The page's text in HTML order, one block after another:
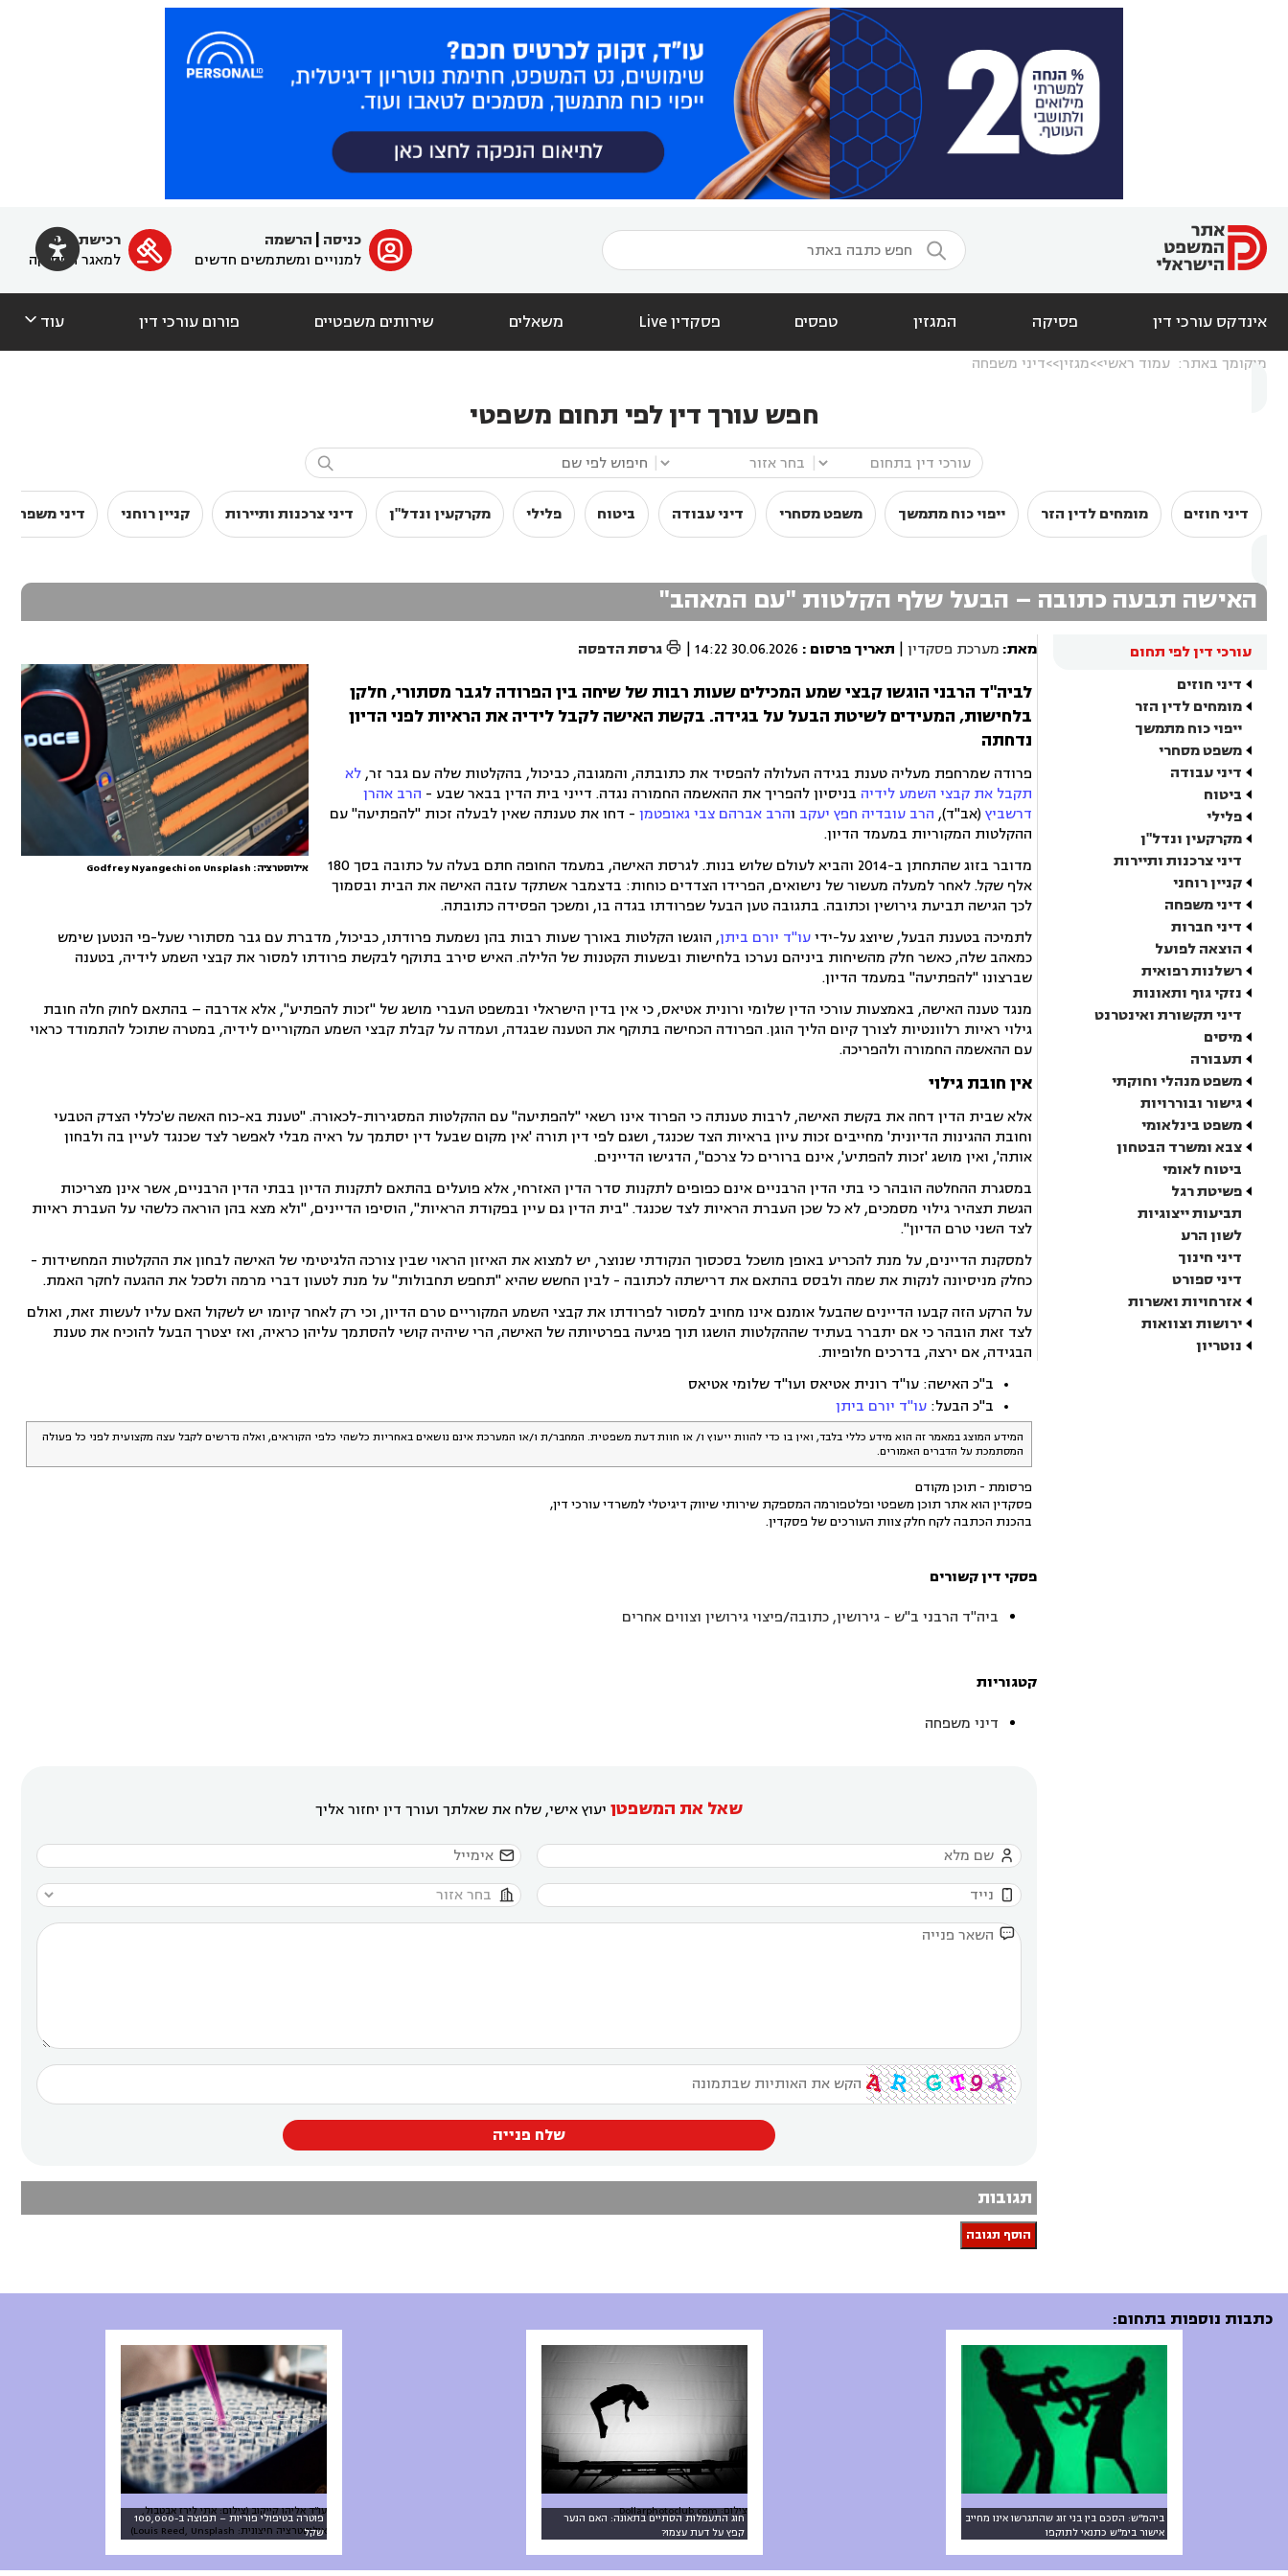
  ﱐ כניסה
הרשמה
למנויים ומשתמשים חדשים

רכישת מנוי
למאגר הפסיקה
אינדקס עורכי דין פסיקה המגזין טפסים פסקדין Live משאלים שירותים משפטיים פורום עורכי דין עוד 
מיקומך באתר: עמוד ראשי מגזין דיני משפחה
חפש עורך דין לפי תחום משפטי

דיני חוזים מומחים לדין הזר ייפוי כוח מתמשך משפט מסחרי דיני עבודה ביטוח פלילי מקרקעין ונדל"ן דיני צרכנות ותיירות קניין רוחני דיני משפחה
האישה תבעה כתובה – הבעל שלף הקלטות "עם המאהב"
עורכי דין לפי תחום
דיני חוזים
מומחים לדין הזר
ייפוי כוח מתמשך
משפט מסחרי
דיני עבודה
ביטוח
פלילי
מקרקעין ונדל"ן
דיני צרכנות ותיירות
קניין רוחני
דיני משפחה
דיני חברות
הוצאה לפועל
רשלנות רפואית
נזקי גוף ותאונות
דיני תקשורת ואינטרנט
מיסים
תעבורה
משפט מנהלי וחוקתי
גישור ובוררויות
משפט בינלאומי
צבא ומשרד הבטחון
ביטוח לאומי
פשיטת רגל
תביעות ייצוגיות
לשון הרע
דיני חינוך
דיני ספורט
אזרחויות ואשרות
ירושות וצוואות
נוטריון
מאת: מערכת פסקדין | תאריך פרסום :
30.06.2026 14:22
|
 גרסת הדפסה
אילוסטרציה: Godfrey Nyangechi on Unsplash
לביה"ד הרבני הוגשו קבצי שמע המכילים שעות רבות של שיחה בין הפרודה לגבר מסתורי, חלקן
בלחישות, המעידים לשיטת הבעל על בגידה. בקשת האישה לקבל לידיה את הראיות לפני הדיון
נדחתה
פרודה שמרחפת מעליה טענת בגידה העלולה להפסיד את כתובתה, והמגובה, כביכול, בהקלטות שלה עם גבר זר,לא
תקבל את קבצי השמע לידיה בניסיון להפריך את ההאשמה החמורה נגדה. דייני בית הדין בבאר שבע - הרב אהרן
דרשביץ(אב"ד), הרב עובדיה חפץ יעקב והרב אברהם צבי גאופטמן - דחו את טענתה שאין לבעלה זכות "להפתיעה" עם
ההקלטות המקוריות במעמד הדיון.
מדובר בזוג שהתחתן ב-2014 והביא לעולם שלוש בנות. לגרסת האישה, במעמד החופה חתם בעלה על כתובה בסך 180
אלף שקל. לאחר למעלה מעשור של נישואים, הפרידו הצדדים כוחות: בדצמבר אשתקד עזבה האישה את הבית ובסמוך
לכך הגישה תביעת גירושין וכתובה. בתגובה טען הבעל שפרודתו בגדה בו, ומשכך הפסידה כתובתה.
לתמיכה בטענת הבעל, שיוצג על-ידיעו"ד יורם ביתן, הוגשו הקלטות באורך שעות רבות בהן נשמעת פרודתו, כביכול, מדברת עם גבר מסתורי שעל-פי הנטען שימש
כמאהב שלה, כאשר חלק מהשיחות ביניהם נערכו בלחישות ובשעות הקטנות של הלילה. האיש סירב בתוקף לבקשת פרודתו למסור את קבצי השמע לידיה, בטענה
שברצונו "להפתיעה" במעמד הדיון.
מנגד טענה האישה, באמצעות עורכי הדין שלומי ורונית אטיאס, כי אין בדין הישראלי ובמשפט העברי מושג של "זכות להפתיע", אלא אדרבה – בהתאם לחוק חלה חובת
גילוי ראיות רלוונטיות לצורך קיום הליך הוגן. הפרודה הכחישה בתוקף את הטענה שבגדה, ועמדה על קבלת קבצי השמע המקוריים לידיה, במטרה שתוכל להתמודד כראוי
עם ההאשמה החמורה ולהפריכה.
אין חובת גילוי
אלא שבית הדין דחה את בקשת האישה, לרבות טענתה כי הפרוד אינו רשאי "להפתיעה" עם ההקלטות המסגירות-לכאורה. "טענת בא-כוח האשה ש'כללי הצדק הטבעי
וחובת ההגינות הדיונית' מחייבים זכות עיון בראיות הצד שכנגד, ושגם לפי דין תורה 'אין מקום שבעל דין יסתמך על ראיה מבלי לאפשר לצד שכנגד לעיין בה ולבחון
אותה', ואין מושג 'זכות להפתיע', אינם ברורים כל צרכם", הדגישו הדיינים.
במסגרת ההחלטה הובהר כי בתי הדין הרבניים אינם כפופים לתקנות סדר הדין האזרחי, אלא פועלים בהתאם לתקנות הדיון בבתי הדין הרבניים, אשר אינן מצריכות
הגשת תצהיר גילוי מסמכים, לא כל שכן העברת הראיות לצד שכנגד. "בית הדין גם עיין בפקודת הראיות", הוסיפו הדיינים, "ולא מצא בהן הוראה כלשהי על העברת ראיות
לצד השני טרם הדיון".
למסקנת הדיינים, על מנת להכריע באופן מושכל בסכסוך הנקודתי שנוצר, יש למצוא את האיזון הראוי שבין צורכה הלגיטימי של האישה לבחון את ההקלטות המחשידות -
כחלק מניסיונה לנקות את שמה ולבסס בהתאם את דרישתה לכתובה - לבין החשש שהיא "תחפש תחבולות" על מנת לטעון דברי מרמה ולסכל את ההגעה לחקר האמת.
על הרקע הזה קבעו הדיינים שהבעל אומנם אינו מחויב למסור לפרודתו את קבצי השמע המקוריים טרם הדיון, וכי רק לאחר קיומו יש לשקול האם עליו לעשות זאת, ואולם
לצד זאת הובהר כי אם יתברר בעתיד שההקלטות הושגו תוך פגיעה בפרטיותה של האישה, הרי שיהיה קושי להסתמך עליהן כראיה, ואז יצטרך הבעל להוכיח את טענת
הבגידה, אם ירצה, בדרכים חלופיות.
ב"כ האישה: עו"ד רונית אטיאס ועו"ד שלומי אטיאס
ב"כ הבעל: עו"ד יורם ביתן
המידע המוצג במאמר זה הוא מידע כללי בלבד, ואין בו כדי להוות ייעוץ ו/ או חוות דעת משפטית. המחבר/ת ו/או המערכת אינם נושאים באחריות כלשהי כלפי הקוראים, ואלה נדרשים לקבל עצה מקצועית לפני כל פעולה
המסתמכת על הדברים האמורים.
פרסומת - תוכן מקודם
פסקדין הוא אתר תוכן משפטי ופלטפורמה המספקת שירותי שיווק דיגיטלי למשרדי עורכי דין,
בהכנת הכתבה לקח חלק צוות העורכים של פסקדין.
פסקי דין קשורים
ביה"ד הרבני ב"ש - גירושין, כתובה/פיצוי גירושין וצווים אחרים
קטגוריות
דיני משפחה
שאל את המשפטן יעוץ אישי, שלח את שאלתך ועורך דין יחזור אליך





שלח פנייה
תגובות
הוסף תגובה
כתבות נוספות בתחום:
ביהמ"ש: הסכם בין בני זוג שהתגרשו אינו מחייב
אישור בימ"ש כתנאי לתוקפו
חוג התעמלות הסתיים בתאונה: האם הנער
קפץ על דעת עצמו?
צילום: Dollarphotoclub.com
פוטרה בטיפולי פוריות – תפוצה ב-100,000
שקל
עו״ד אליהו קייקוב (צילום: אתי לירז אבטבול,
אילוסטרציה חיצונית: Louis Reed, Unsplash)